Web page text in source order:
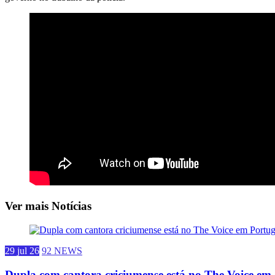
Ver mais Notícias
29 jul 26 92 NEWS